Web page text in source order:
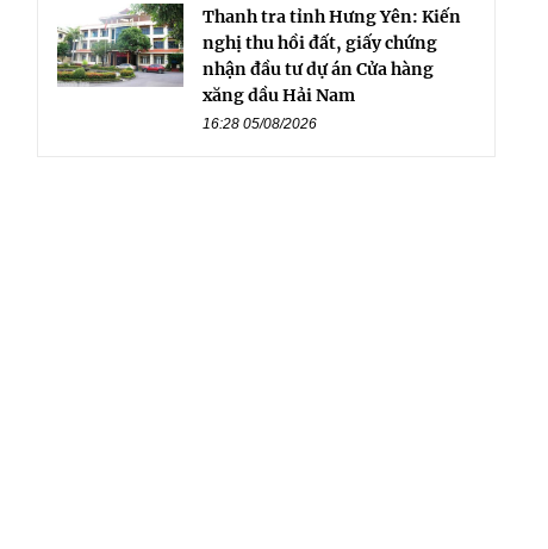
Thanh tra tỉnh Hưng Yên: Kiến
nghị thu hồi đất, giấy chứng
nhận đầu tư dự án Cửa hàng
xăng dầu Hải Nam
16:28 05/08/2026